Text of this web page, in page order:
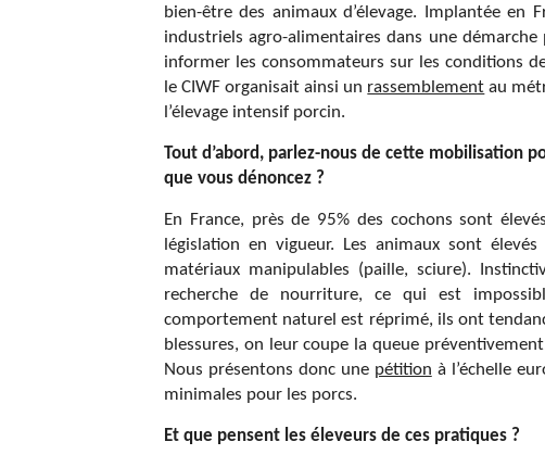
bien-être des animaux d’élevage. Implantée en
industriels agro-alimentaires dans une démarche
informer les consommateurs sur les conditions
le CIWF organisait ainsi un rassemblement au
l’élevage intensif porcin.
Tout d’abord, parlez-nous de cette mobilisation
que vous dénoncez ?
En France, près de 95% des cochons sont
législation en vigueur. Les animaux sont
matériaux manipulables (paille, sciure).
recherche de nourriture, ce qui est
comportement naturel est réprimé, ils ont
blessures, on leur coupe la queue
Nous présentons donc une pétition à l’échelle
minimales pour les porcs.
Et que pensent les éleveurs de ces pratiques ?